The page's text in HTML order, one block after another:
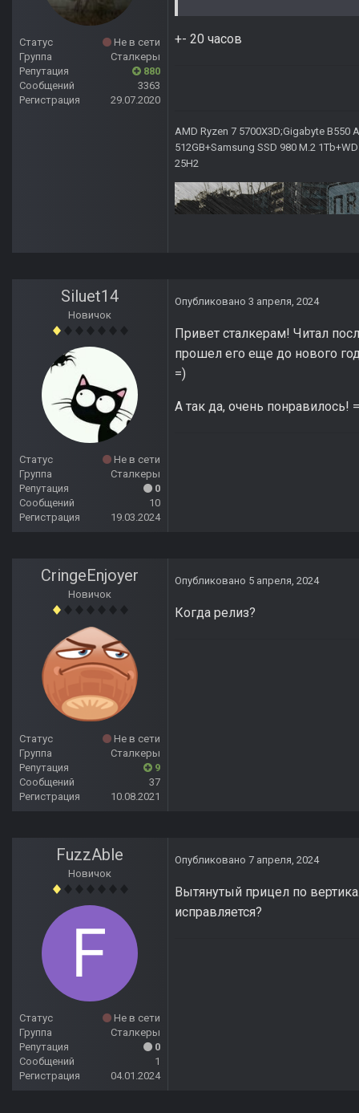
Статус
Не в сети
Группа
Сталкеры
Репутация
880
Сообщений
3363
Регистрация
29.07.2020
+- 20 часов
AMD Ryzen 7 5700X3D;Gigabyte B550
512GB+Samsung SSD 980 M.2
25H2
Siluet14
Новичок
Статус
Не в сети
Группа
Сталкеры
Репутация
0
Сообщений
10
Регистрация
19.03.2024
Опубликовано 3 апреля, 2024
Привет сталкерам! Читал
прошел его еще до нового
=)
А так да, очень понравилось!
CringeEnjoyer
Новичок
Статус
Не в сети
Группа
Сталкеры
Репутация
9
Сообщений
37
Регистрация
10.08.2021
Опубликовано 5 апреля, 2024
Когда релиз?
FuzzAble
Новичок
Статус
Не в сети
Группа
Сталкеры
Репутация
0
Сообщений
1
Регистрация
04.01.2024
Опубликовано 7 апреля, 2024
Вытянутый прицел по
исправляется?